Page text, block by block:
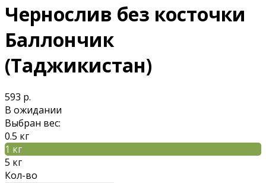
Чернослив без косточки
Баллончик
(Таджикистан)
593 р.
В ожидании
Выбран вес:
0.5 кг
1 кг
5 кг
Кол-во